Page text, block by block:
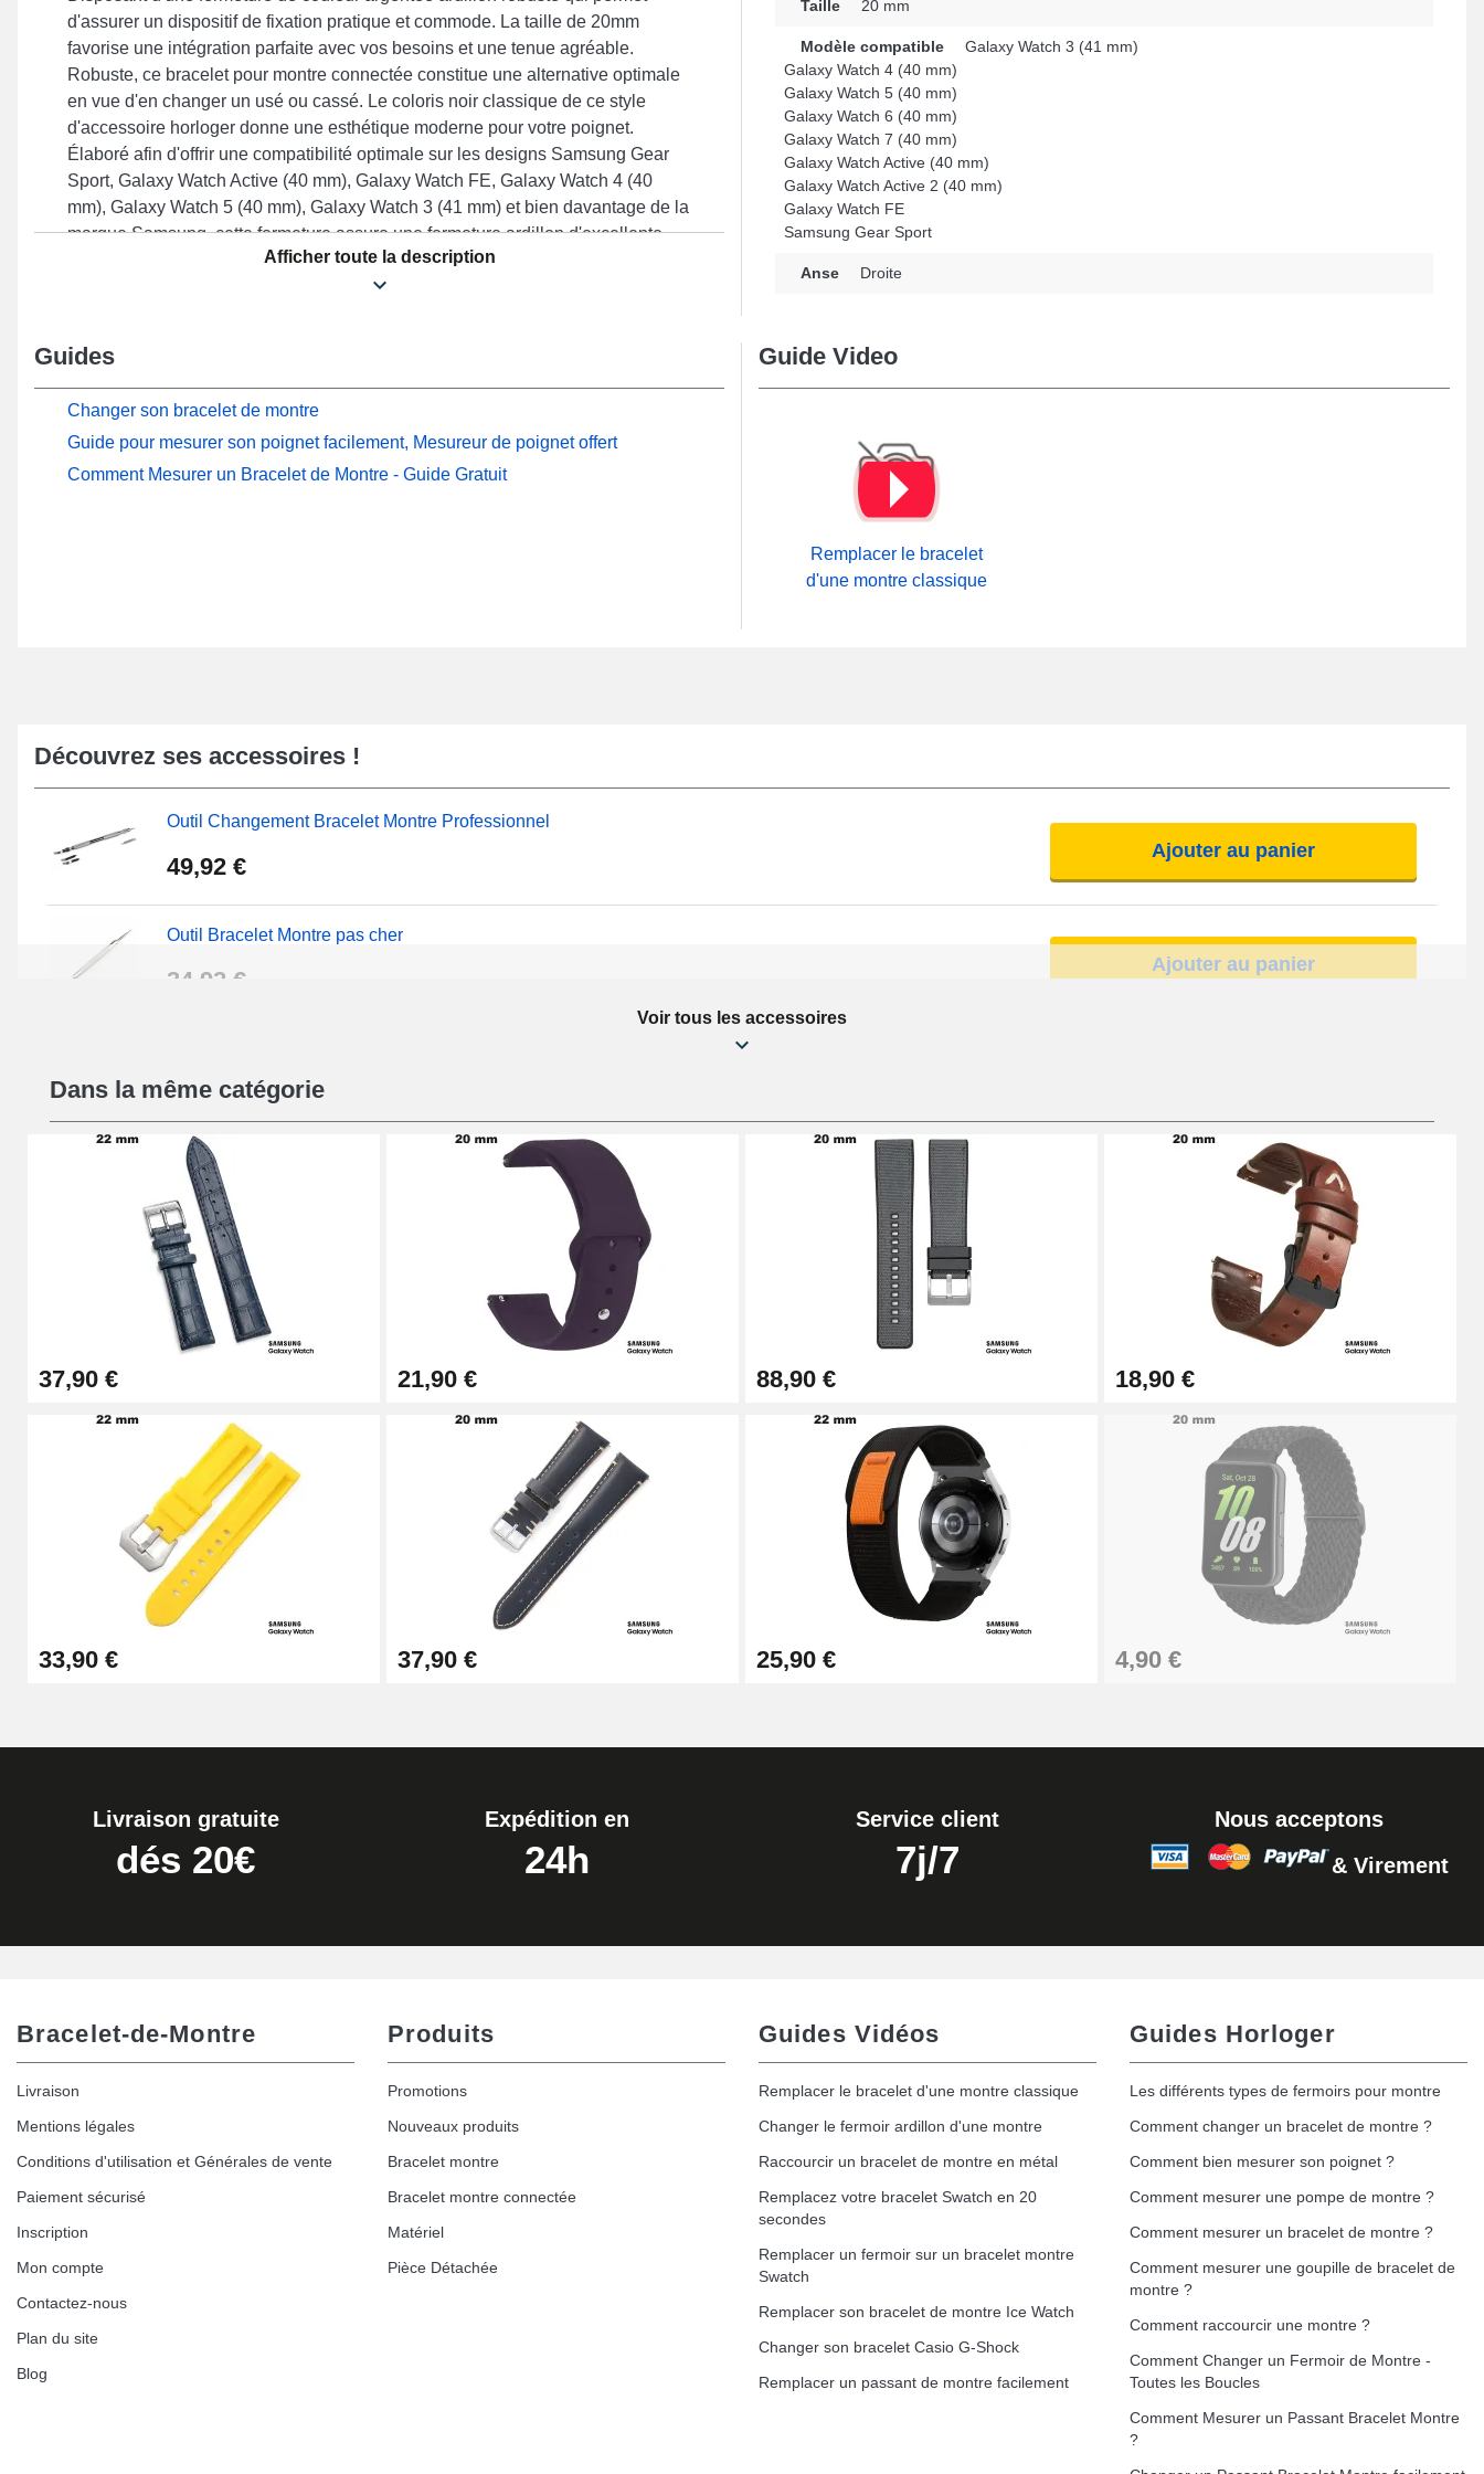
d'assurer un dispositif de fixation pratique et commode. La taille de 20mm
favorise une intégration parfaite avec vos besoins et une tenue agréable.
Robuste, ce bracelet pour montre connectée constitue une alternative optimale
en vue d'en changer un usé ou cassé. Le coloris noir classique de ce style
d'accessoire horloger donne une esthétique moderne pour votre poignet.
Élaboré afin d'offrir une compatibilité optimale sur les designs Samsung Gear
Sport, Galaxy Watch Active (40 mm), Galaxy Watch FE, Galaxy Watch 4 (40
mm), Galaxy Watch 5 (40 mm), Galaxy Watch 3 (41 mm) et bien davantage de la
marque Samsung, cette fermeture assure une fermeture ardillon d'excellente
qualité et un style unique. Grâce à son adaptabilité, cet accessoire Samsung
s'ajuste en toute harmonie à un large éventail de modèles pour un usage varié.
Afficher toute la description
Taille 20 mm
Modèle compatible
Galaxy Watch 3 (41 mm)
Galaxy Watch 4 (40 mm)
Galaxy Watch 5 (40 mm)
Galaxy Watch 6 (40 mm)
Galaxy Watch 7 (40 mm)
Galaxy Watch Active (40 mm)
Galaxy Watch Active 2 (40 mm)
Galaxy Watch FE
Samsung Gear Sport
Anse Droite
Guides
Changer son bracelet de montre
Guide pour mesurer son poignet facilement, Mesureur de poignet offert
Comment Mesurer un Bracelet de Montre - Guide Gratuit
Guide Video
Remplacer le bracelet
d'une montre classique
Découvrez ses accessoires !
Outil Changement Bracelet Montre Professionnel
49,92 €
Ajouter au panier
Outil Bracelet Montre pas cher
34,92 €
Ajouter au panier
16,90 €
Pied à Coulisse Numérique
9,90 €
Ajouter au panier
Kit Horlogerie Débutant
26,90 €
Ajouter au panier
Boîte Pompe Bracelet Montre - Diamètre 1,50 mm - 8 à 25 mm
14,08 €
Ajouter au panier
Boîte Pompe pour Bracelet Montre - Diamètre 1,80 mm - 8 à 25 mm
19,90 €
Ajouter au panier
Extracteur de Bracelet de Montre Facile
Ajouter au panier
Voir tous les accessoires
Dans la même catégorie
37,90 € 21,90 € 88,90 € 18,90 €
33,90 € 37,90 € 25,90 € 4,90 €
Livraison gratuite
dés 20€
Expédition en
24h
Service client
7j/7
Nous acceptons
& Virement
Bracelet-de-Montre
Livraison
Mentions légales
Conditions d'utilisation et Générales de vente
Paiement sécurisé
Inscription
Mon compte
Contactez-nous
Plan du site
Blog
Produits
Promotions
Nouveaux produits
Bracelet montre
Bracelet montre connectée
Matériel
Pièce Détachée
Guides Vidéos
Remplacer le bracelet d'une montre classique
Changer le fermoir ardillon d'une montre
Raccourcir un bracelet de montre en métal
Remplacez votre bracelet Swatch en 20
secondes
Remplacer un fermoir sur un bracelet montre
Swatch
Remplacer son bracelet de montre Ice Watch
Changer son bracelet Casio G-Shock
Remplacer un passant de montre facilement
Guides Horloger
Les différents types de fermoirs pour montre
Comment changer un bracelet de montre ?
Comment bien mesurer son poignet ?
Comment mesurer une pompe de montre ?
Comment mesurer un bracelet de montre ?
Comment mesurer une goupille de bracelet de
montre ?
Comment raccourcir une montre ?
Comment Changer un Fermoir de Montre -
Toutes les Boucles
Comment Mesurer un Passant Bracelet Montre
?